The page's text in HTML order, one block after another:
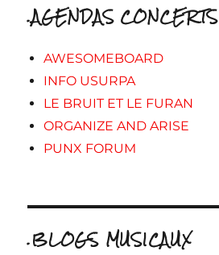
.AGENDAS CONCERTS
AWESOMEBOARD
INFO USURPA
LE BRUIT ET LE FURAN
ORGANIZE AND ARISE
PUNX FORUM
.BLOGS MUSICAUX